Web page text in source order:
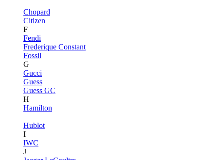
Chopard
Citizen
F
Fendi
Frederique Constant
Fossil
G
Gucci
Guess
Guess GC
H
Hamilton
Hublot
I
IWC
J